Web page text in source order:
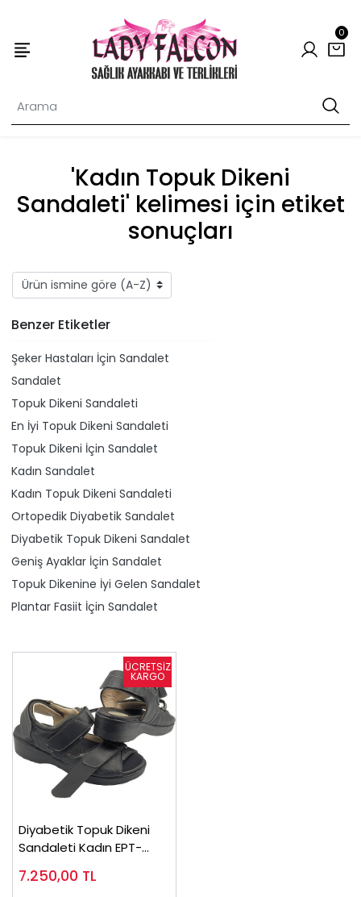
0
'Kadın Topuk Dikeni
Sandaleti' kelimesi için etiket
sonuçları
Benzer Etiketler
Şeker Hastaları İçin Sandalet
Sandalet
Topuk Dikeni Sandaleti
En İyi Topuk Dikeni Sandaleti
Topuk Dikeni İçin Sandalet
Kadın Sandalet
Kadın Topuk Dikeni Sandaleti
Ortopedik Diyabetik Sandalet
Diyabetik Topuk Dikeni Sandalet
Geniş Ayaklar İçin Sandalet
Topuk Dikenine İyi Gelen Sandalet
Plantar Fasiit İçin Sandalet
Diyabetik Topuk Dikeni
Sandaleti Kadın EPT-
7.250,00 TL